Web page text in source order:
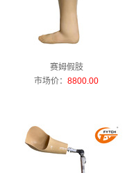
赛姆假肢
市场价：8800.00